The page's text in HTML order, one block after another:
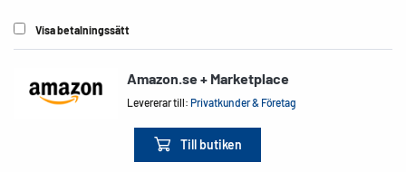
Visa betalningssätt
Amazon.se + Marketplace
Levererar till:Privatkunder & Företag
Till butiken